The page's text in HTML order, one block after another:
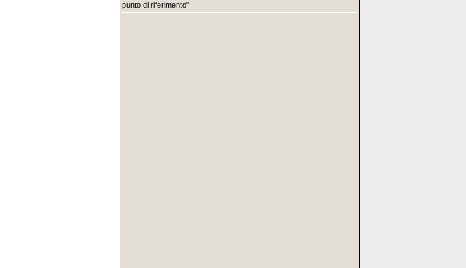
punto di riferimento"